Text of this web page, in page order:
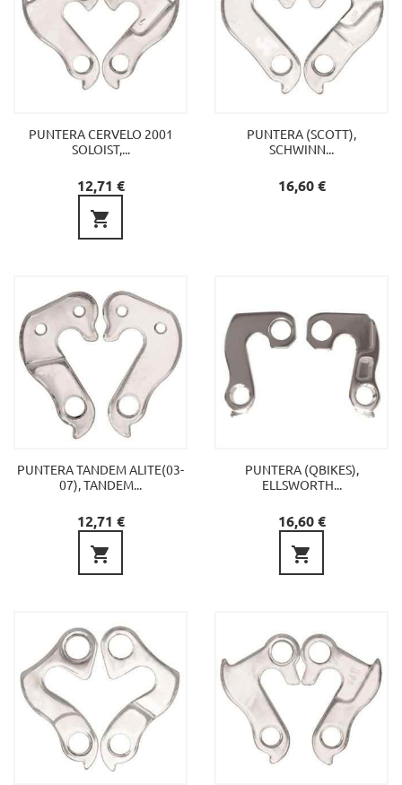
PUNTERA CERVELO 2001
SOLOIST,...
Preu
12,71 €

PUNTERA (SCOTT),
SCHWINN...
Preu
16,60 €
PUNTERA TANDEM ALITE(03-
07), TANDEM...
Preu
12,71 €

PUNTERA (QBIKES),
ELLSWORTH...
Preu
16,60 €
